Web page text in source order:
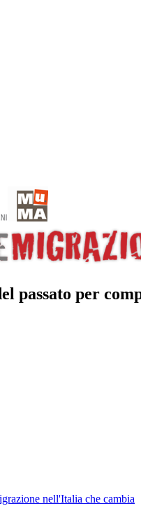
passato per
nell'Italia che cambia